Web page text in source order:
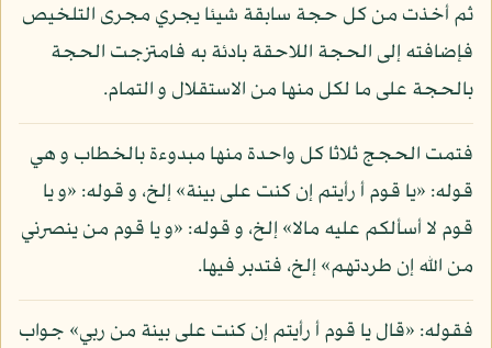
ثم أخذت من كل حجة سابقة شيئا يجري مجرى التلخيص
فإضافته إلى الحجة اللاحقة بادئة به فامتزجت الحجة
بالحجة على ما لكل منها من الاستقلال و التمام.
فتمت الحجج ثلاثا كل واحدة منها مبدوءة بالخطاب و هي
قوله: «يا قوم أ رأيتم إن كنت على بينة» إلخ، و قوله: «و يا
قوم لا أسألكم عليه مالا» إلخ، و قوله: «و يا قوم من ينصرني
من الله إن طردتهم» إلخ، فتدبر فيها.
فقوله: «قال يا قوم أ رأيتم إن كنت على بينة من ربي» جواب